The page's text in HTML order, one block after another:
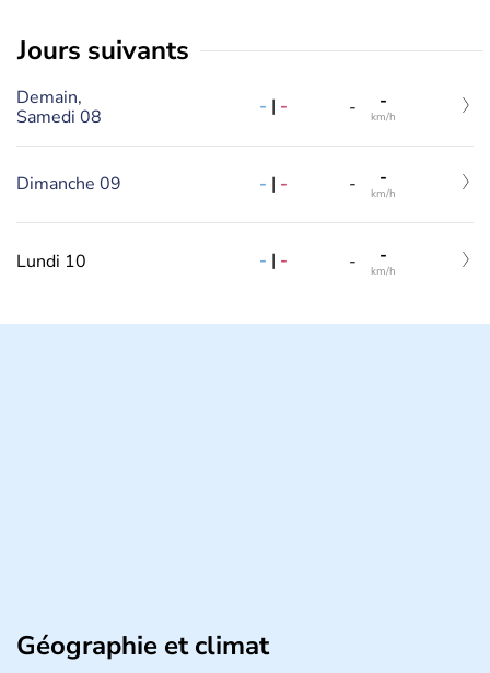
jours suivants
Demain,
Samedi 08
- | - - -
km/h
Dimanche 09 - | - - -
km/h
Lundi 10 - | - - -
km/h
Géographie et climat